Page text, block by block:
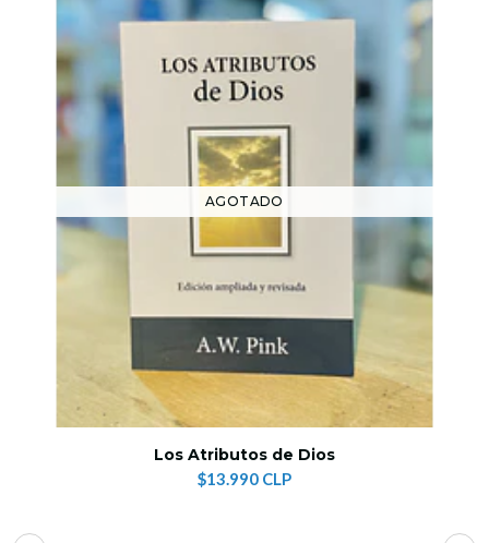
AGOTADO
Los Atributos de Dios
$13.990 CLP